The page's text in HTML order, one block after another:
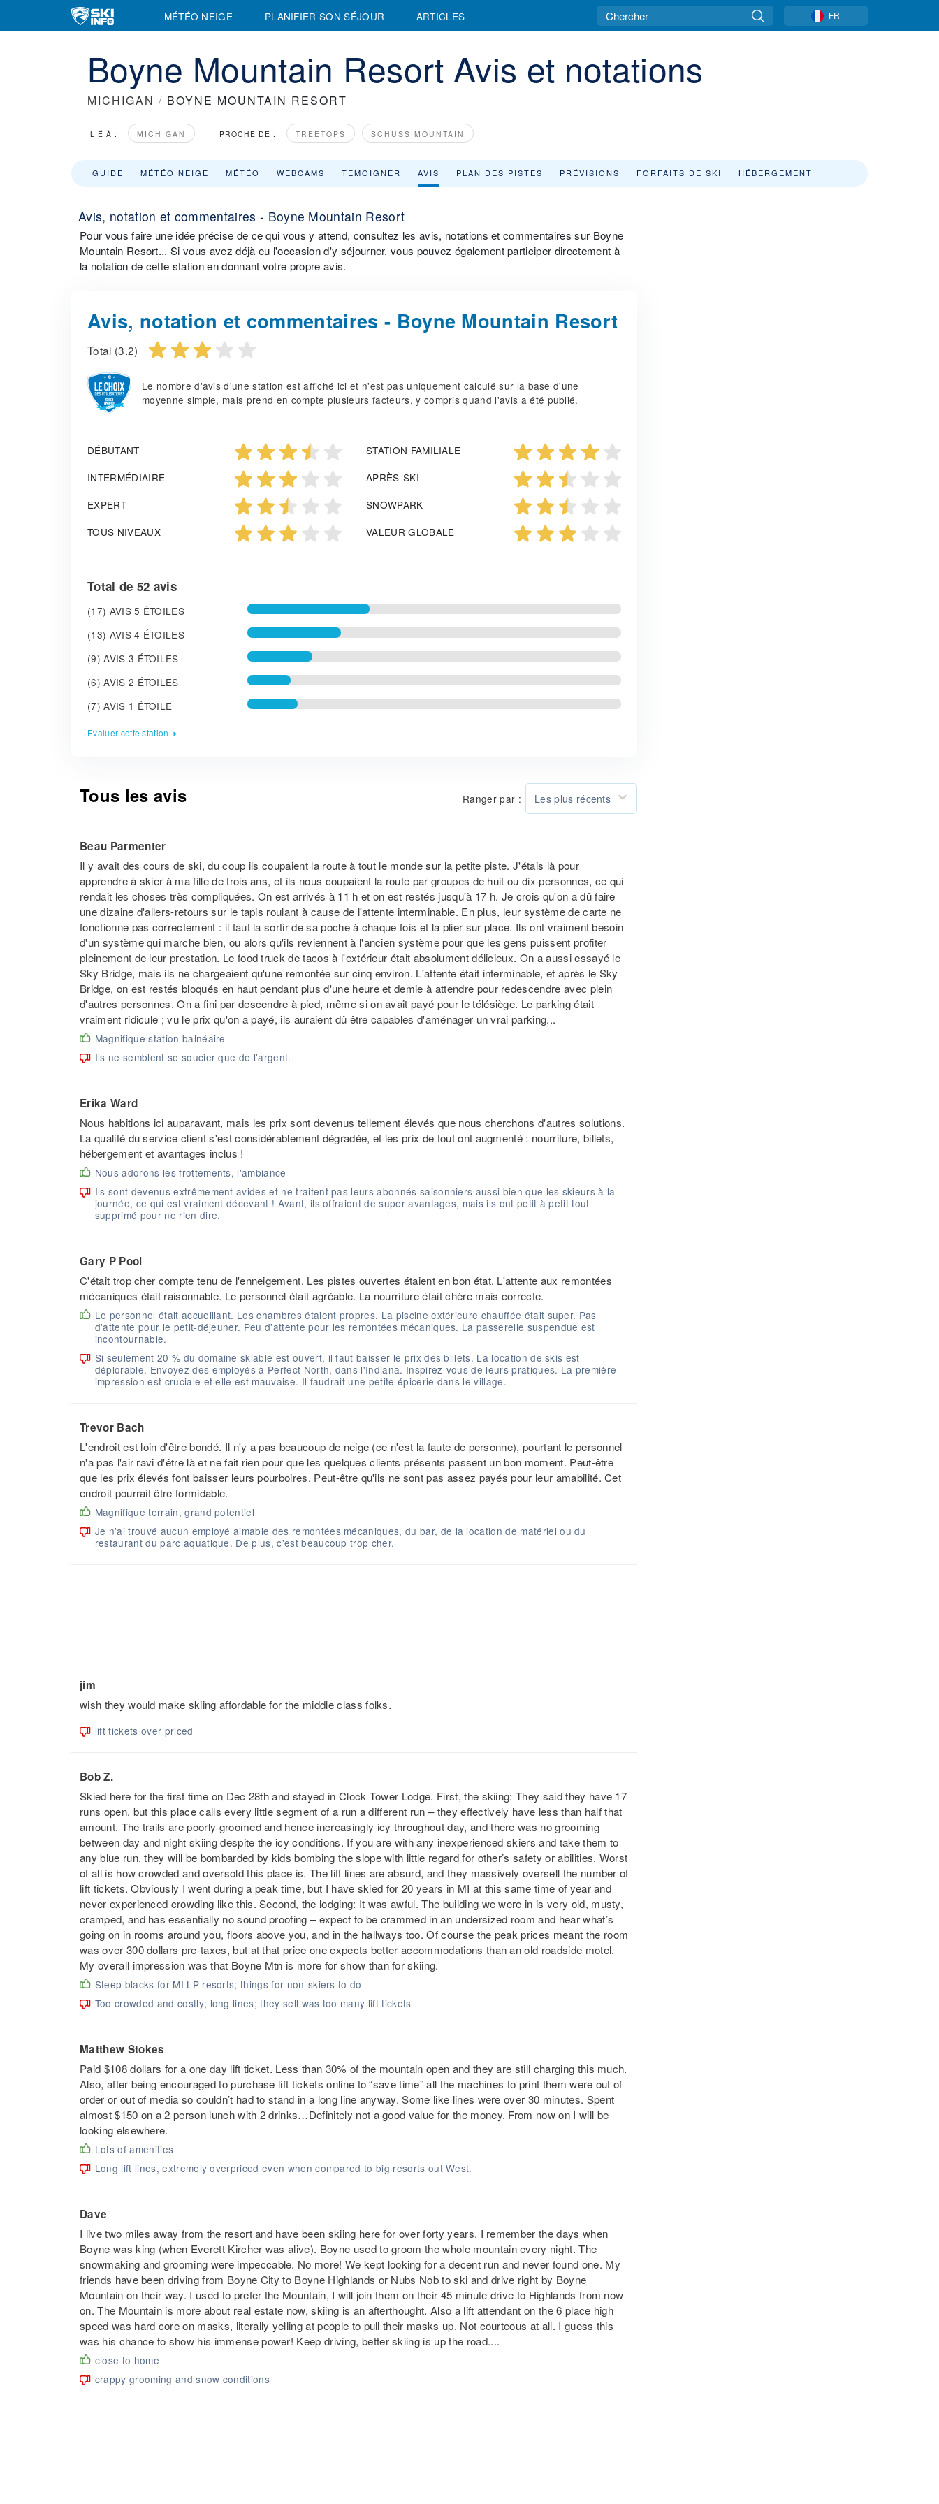
MÉTÉO NEIGE PLANIFIER SON SÉJOUR ARTICLES FR
Boyne Mountain Resort Avis et notations
MICHIGAN / BOYNE MOUNTAIN RESORT
LIÉ À : MICHIGAN PROCHE DE : TREETOPS SCHUSS MOUNTAIN
GUIDE MÉTÉO NEIGE MÉTÉO WEBCAMS TEMOIGNER AVIS PLAN DES PISTES PRÉVISIONS FORFAITS DE SKI HÉBERGEMENT
Avis, notation et commentaires - Boyne Mountain Resort
Pour vous faire une idée précise de ce qui vous y attend, consultez les avis, notations et commentaires sur Boyne
Mountain Resort... Si vous avez déjà eu l'occasion d'y séjourner, vous pouvez également participer directement à
la notation de cette station en donnant votre propre avis.
Avis, notation et commentaires - Boyne Mountain Resort
Total (3.2)
Le nombre d'avis d'une station est affiché ici et n'est pas uniquement calculé sur la base d'une
moyenne simple, mais prend en compte plusieurs facteurs, y compris quand l'avis a été publié.
DÉBUTANT
INTERMÉDIAIRE
EXPERT
TOUS NIVEAUX
STATION FAMILIALE
APRÈS-SKI
SNOWPARK
VALEUR GLOBALE
Total de 52 avis
(17) AVIS 5 ÉTOILES
(13) AVIS 4 ÉTOILES
(9) AVIS 3 ÉTOILES
(6) AVIS 2 ÉTOILES
(7) AVIS 1 ÉTOILE
Evaluer cette station
Tous les avis Ranger par : Les plus récents
Beau Parmenter
Il y avait des cours de ski, du coup ils coupaient la route à tout le monde sur la petite piste. J'étais là pour
apprendre à skier à ma fille de trois ans, et ils nous coupaient la route par groupes de huit ou dix personnes, ce qui
rendait les choses très compliquées. On est arrivés à 11 h et on est restés jusqu'à 17 h. Je crois qu'on a dû faire
une dizaine d'allers-retours sur le tapis roulant à cause de l'attente interminable. En plus, leur système de carte ne
fonctionne pas correctement : il faut la sortir de sa poche à chaque fois et la plier sur place. Ils ont vraiment besoin
d'un système qui marche bien, ou alors qu'ils reviennent à l'ancien système pour que les gens puissent profiter
pleinement de leur prestation. Le food truck de tacos à l'extérieur était absolument délicieux. On a aussi essayé le
Sky Bridge, mais ils ne chargeaient qu'une remontée sur cinq environ. L'attente était interminable, et après le Sky
Bridge, on est restés bloqués en haut pendant plus d'une heure et demie à attendre pour redescendre avec plein
d'autres personnes. On a fini par descendre à pied, même si on avait payé pour le télésiège. Le parking était
vraiment ridicule ; vu le prix qu'on a payé, ils auraient dû être capables d'aménager un vrai parking...
Magnifique station balnéaire
Ils ne semblent se soucier que de l'argent.
Erika Ward
Nous habitions ici auparavant, mais les prix sont devenus tellement élevés que nous cherchons d'autres solutions.
La qualité du service client s'est considérablement dégradée, et les prix de tout ont augmenté : nourriture, billets,
hébergement et avantages inclus !
Nous adorons les frottements, l'ambiance
Ils sont devenus extrêmement avides et ne traitent pas leurs abonnés saisonniers aussi bien que les skieurs à la
journée, ce qui est vraiment décevant ! Avant, ils offraient de super avantages, mais ils ont petit à petit tout
supprimé pour ne rien dire.
Gary P Pool
C'était trop cher compte tenu de l'enneigement. Les pistes ouvertes étaient en bon état. L'attente aux remontées
mécaniques était raisonnable. Le personnel était agréable. La nourriture était chère mais correcte.
Le personnel était accueillant. Les chambres étaient propres. La piscine extérieure chauffée était super. Pas
d'attente pour le petit-déjeuner. Peu d'attente pour les remontées mécaniques. La passerelle suspendue est
incontournable.
Si seulement 20 % du domaine skiable est ouvert, il faut baisser le prix des billets. La location de skis est
déplorable. Envoyez des employés à Perfect North, dans l'Indiana. Inspirez-vous de leurs pratiques. La première
impression est cruciale et elle est mauvaise. Il faudrait une petite épicerie dans le village.
Trevor Bach
L'endroit est loin d'être bondé. Il n'y a pas beaucoup de neige (ce n'est la faute de personne), pourtant le personnel
n'a pas l'air ravi d'être là et ne fait rien pour que les quelques clients présents passent un bon moment. Peut-être
que les prix élevés font baisser leurs pourboires. Peut-être qu'ils ne sont pas assez payés pour leur amabilité. Cet
endroit pourrait être formidable.
Magnifique terrain, grand potentiel
Je n'ai trouvé aucun employé aimable des remontées mécaniques, du bar, de la location de matériel ou du
restaurant du parc aquatique. De plus, c'est beaucoup trop cher.
jim
wish they would make skiing affordable for the middle class folks.
lift tickets over priced
Bob Z.
Skied here for the first time on Dec 28th and stayed in Clock Tower Lodge. First, the skiing: They said they have 17
runs open, but this place calls every little segment of a run a different run – they effectively have less than half that
amount. The trails are poorly groomed and hence increasingly icy throughout day, and there was no grooming
between day and night skiing despite the icy conditions. If you are with any inexperienced skiers and take them to
any blue run, they will be bombarded by kids bombing the slope with little regard for other’s safety or abilities. Worst
of all is how crowded and oversold this place is. The lift lines are absurd, and they massively oversell the number of
lift tickets. Obviously I went during a peak time, but I have skied for 20 years in MI at this same time of year and
never experienced crowding like this. Second, the lodging: It was awful. The building we were in is very old, musty,
cramped, and has essentially no sound proofing – expect to be crammed in an undersized room and hear what’s
going on in rooms around you, floors above you, and in the hallways too. Of course the peak prices meant the room
was over 300 dollars pre-taxes, but at that price one expects better accommodations than an old roadside motel.
My overall impression was that Boyne Mtn is more for show than for skiing.
Steep blacks for MI LP resorts; things for non-skiers to do
Too crowded and costly; long lines; they sell was too many lift tickets
Matthew Stokes
Paid $108 dollars for a one day lift ticket. Less than 30% of the mountain open and they are still charging this much.
Also, after being encouraged to purchase lift tickets online to “save time” all the machines to print them were out of
order or out of media so couldn’t had to stand in a long line anyway. Some like lines were over 30 minutes. Spent
almost $150 on a 2 person lunch with 2 drinks…Definitely not a good value for the money. From now on I will be
looking elsewhere.
Lots of amenities
Long lift lines, extremely overpriced even when compared to big resorts out West.
Dave
I live two miles away from the resort and have been skiing here for over forty years. I remember the days when
Boyne was king (when Everett Kircher was alive). Boyne used to groom the whole mountain every night. The
snowmaking and grooming were impeccable. No more! We kept looking for a decent run and never found one. My
friends have been driving from Boyne City to Boyne Highlands or Nubs Nob to ski and drive right by Boyne
Mountain on their way. I used to prefer the Mountain, I will join them on their 45 minute drive to Highlands from now
on. The Mountain is more about real estate now, skiing is an afterthought. Also a lift attendant on the 6 place high
speed was hard core on masks, literally yelling at people to pull their masks up. Not courteous at all. I guess this
was his chance to show his immense power! Keep driving, better skiing is up the road....
close to home
crappy grooming and snow conditions